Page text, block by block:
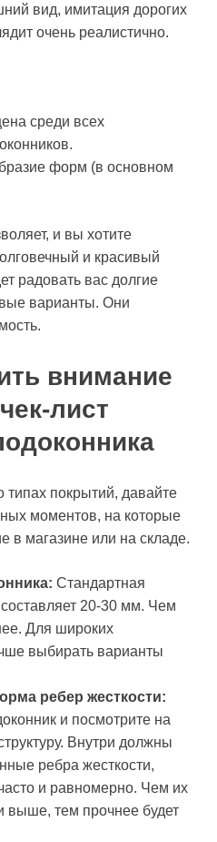
вид, имитация дорогих
очень реалистично.
среди всех
форм (в основном
и вы хотите
и красивый
радовать вас долгие
варианты. Они
внимание
лист
типах покрытий, давайте
моментов, на которые
в магазине или на складе.
Стандартная
20-30 мм. Чем
Для широких
выбирать варианты
ребер жесткости:
и посмотрите на
Внутри должны
ребра жесткости,
и равномерно. Чем их
выше, тем прочнее будет